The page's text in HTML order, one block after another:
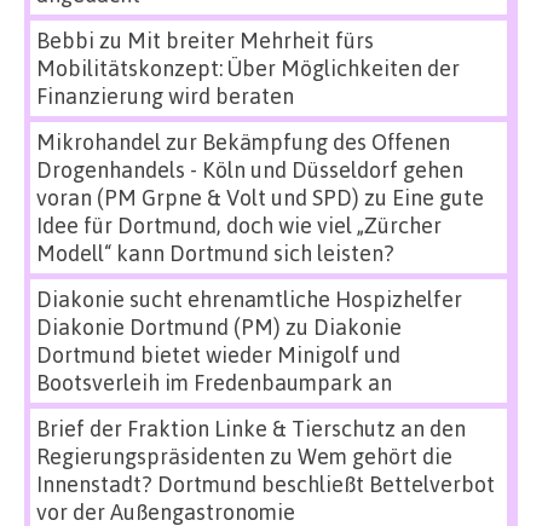
Bebbi zu Mit breiter Mehrheit fürs
Mobilitätskonzept: Über Möglichkeiten der
Finanzierung wird beraten
Mikrohandel zur Bekämpfung des Offenen
Drogenhandels - Köln und Düsseldorf gehen
voran (PM Grpne & Volt und SPD) zu Eine gute
Idee für Dortmund, doch wie viel „Zürcher
Modell“ kann Dortmund sich leisten?
Diakonie sucht ehrenamtliche Hospizhelfer
Diakonie Dortmund (PM) zu Diakonie
Dortmund bietet wieder Minigolf und
Bootsverleih im Fredenbaumpark an
Brief der Fraktion Linke & Tierschutz an den
Regierungspräsidenten zu Wem gehört die
Innenstadt? Dortmund beschließt Bettelverbot
vor der Außengastronomie